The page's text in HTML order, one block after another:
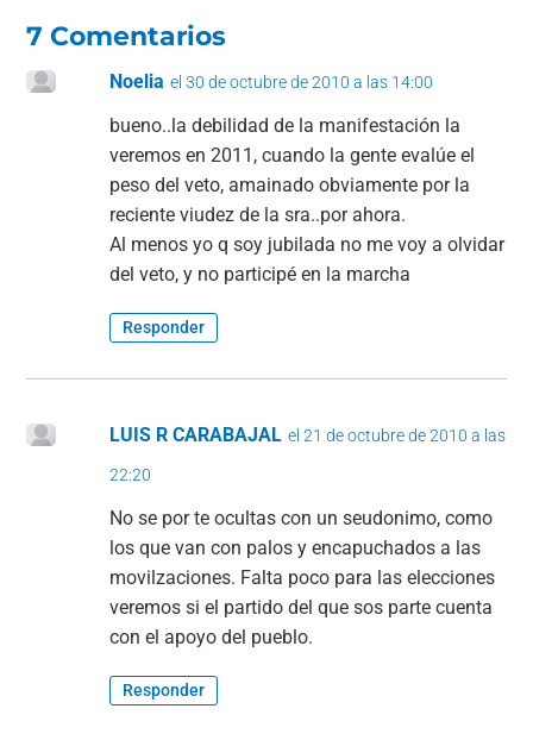
b
o
o
k
A
p
p
7 Comentarios
Noelia el 30 de octubre de 2010 a las 14:00
bueno..la debilidad de la manifestación la
veremos en 2011, cuando la gente evalúe el
peso del veto, amainado obviamente por la
reciente viudez de la sra..por ahora.
Al menos yo q soy jubilada no me voy a olvidar
del veto, y no participé en la marcha
Responder
LUIS R CARABAJAL el 21 de octubre de 2010 a las
22:20
No se por te ocultas con un seudonimo, como
los que van con palos y encapuchados a las
movilzaciones. Falta poco para las elecciones
veremos si el partido del que sos parte cuenta
con el apoyo del pueblo.
Responder